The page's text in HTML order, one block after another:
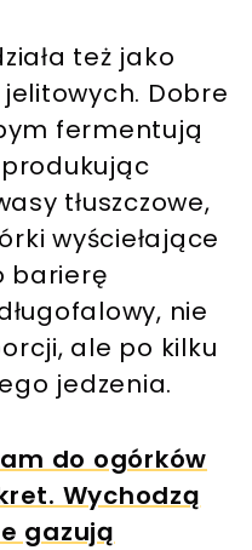
też jako
Dobre
fermentują
tłuszczowe,
wyściełające
barierę
nie
ale po kilku
jedzenia.
do ogórków
Wychodzą
gazują